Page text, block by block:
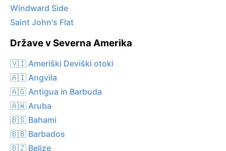
Windward Side
Saint John's Flat
Države v Severna Amerika
🇻🇮 Ameriški Deviški otoki
🇦🇮 Angvila
🇦🇬 Antigua in Barbuda
🇦🇼 Aruba
🇧🇸 Bahami
🇧🇧 Barbados
🇧🇿 Belize